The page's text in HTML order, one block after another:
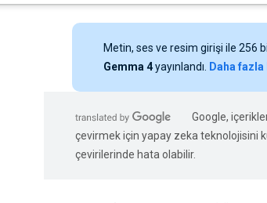
Metin, ses ve resim girişi ile 256
Gemma 4yayınlandı. Daha
Google,
çevirmek için yapay zeka teknolojisini
çevirilerinde hata olabilir.